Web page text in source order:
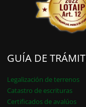
GUÍA DE
Legalización de terrenos
Catastro de escrituras
Certificados de avalúos